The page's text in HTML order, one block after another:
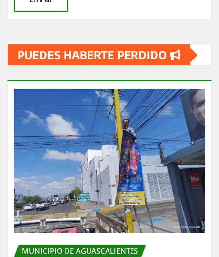
PUEDES HABERTE PERDIDO
MUNICIPIO DE AGUASCALIENTES